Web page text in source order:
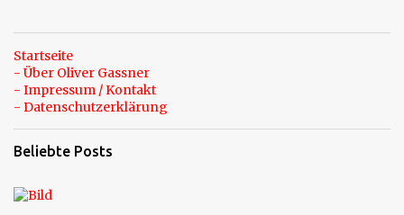
Startseite
- Über Oliver Gassner
- Impressum / Kontakt
- Datenschutzerklärung
Beliebte Posts